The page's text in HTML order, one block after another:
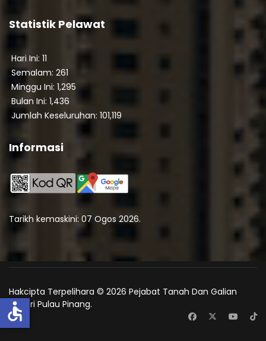
Statistik Pelawat
Hari Ini: 11
Semalam: 261
Minggu Ini: 1,295
Bulan Ini: 1,436
Jumlah Keseluruhan: 101,119
Informasi
Tarikh kemaskini: 07 Ogos 2026.
Hakcipta Terpelihara © 2026 Pejabat Tanah Dan Galian
Negeri Pulau Pinang.
accessible